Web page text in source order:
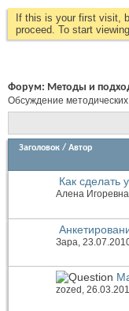
If this is your first visit,
proceed. To start
Форум: Методы и
Обсуждение
Заголовок / Автор
Как сделать
Алена Игоревна
Зара,
zozed ,